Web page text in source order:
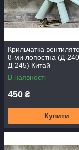
Крильчатка
8-ми лопостна (Д-
Д-245) Китай
В наявності
450 ₴
Купити